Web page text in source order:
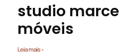
studio
móveis
Leia mais »